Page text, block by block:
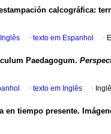
calcográfica:
Inglês · texto em Espanhol ·
Paedagogum.
· texto em Inglês ·
en tiempo presente.